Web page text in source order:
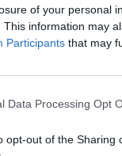
of your personal
This information may
Participants that may
Data Processing Opt
opt-out of the Sharing
(18
più attesi
Rugby